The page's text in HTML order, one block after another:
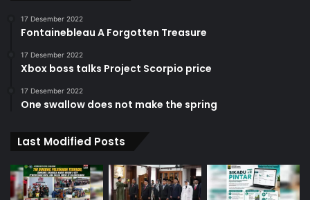
17 Desember 2022
Fontainebleau A Forgotten Treasure
17 Desember 2022
Xbox boss talks Project Scorpio price
17 Desember 2022
One swallow does not make the spring
Last Modified Posts